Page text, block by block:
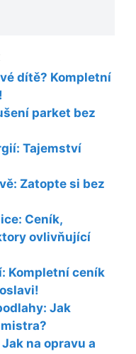
dítě? Kompletní
parket bez
Tajemství
Zatopte si bez
Ceník,
ovlivňující
Kompletní ceník
Jak
na opravu a